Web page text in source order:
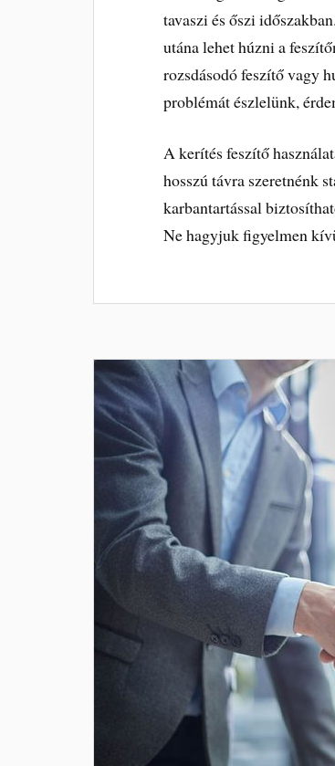
tavaszi és őszi
utána lehet húzni a
rozsdásodó feszítő vagy
problémát észlelünk,
A kerítés feszítő
hosszú távra szeretnénk
karbantartással
Ne hagyjuk figyelmen